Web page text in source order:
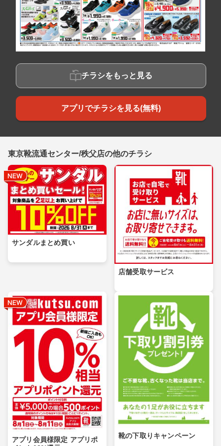
チラシをもっと見る
アプリでチラシを見る(無料)
東京靴流通センター/秩父店の他のチラシ
サンダルまとめ買い
店舗受取サービス
アプリ会員様限定 アプリポ
靴の下取りキャンペーン